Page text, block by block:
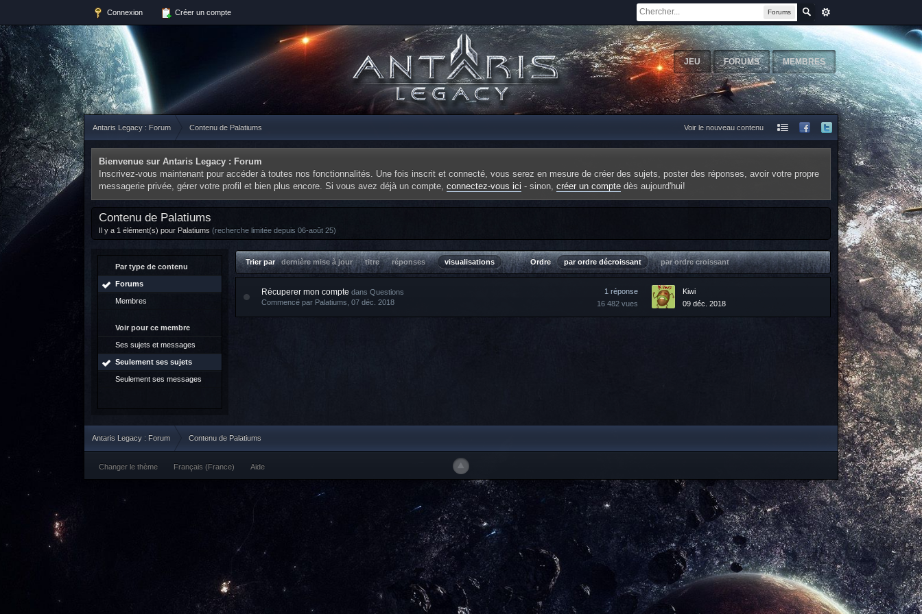
Forums
Connexion Créer un compte
JEU FORUMS MEMBRES
Antaris Legacy : Forum Contenu de Palatiums Voir le nouveau contenu
Bienvenue sur Antaris Legacy : Forum
Inscrivez-vous maintenant pour accéder à toutes nos fonctionnalités. Une fois inscrit et connecté, vous serez en mesure de créer des sujets, poster des réponses, avoir votre propre
messagerie privée, gérer votre profil et bien plus encore. Si vous avez déjà un compte, connectez-vous ici - sinon, créer un compte dès aujourd'hui!
Contenu de Palatiums
Il y a 1 élément(s) pour Palatiums (recherche limitée depuis 06-août 25)
Par type de contenu
Forums
Membres
Voir pour ce membre
Ses sujets et messages
Seulement ses sujets
Seulement ses messages
Trier par dernière mise à jour titre réponses visualisations Ordre par ordre décroissant par ordre croissant
Récuperer mon compte dans Questions
Commencé par Palatiums , 07 déc. 2018
1 réponse
16 482 vues
Kiwi
09 déc. 2018
Antaris Legacy : Forum Contenu de Palatiums
Changer le thème Français (France) Aide